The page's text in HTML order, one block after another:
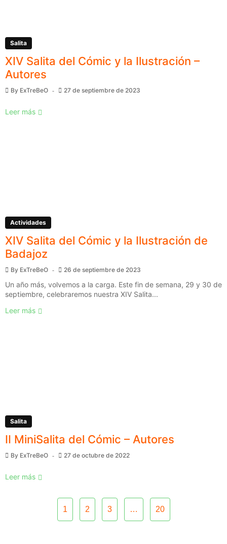
Salita
XIV Salita del Cómic y la Ilustración –
Autores
By ExTreBeO 27 de septiembre de 2023
Leer más
Actividades
XIV Salita del Cómic y la Ilustración de
Badajoz
By ExTreBeO 26 de septiembre de 2023
Un año más, volvemos a la carga. Este fin de semana, 29 y 30 de
septiembre, celebraremos nuestra XIV Salita...
Leer más
Salita
II MiniSalita del Cómic – Autores
By ExTreBeO 27 de octubre de 2022
Leer más
1 2 3 … 20